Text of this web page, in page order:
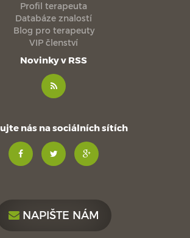
Profil terapeuta
Databáze znalostí
Blog pro terapeuty
VIP členství
Novinky v RSS
nás na sociálních sítích
NAPIŠTE NÁM